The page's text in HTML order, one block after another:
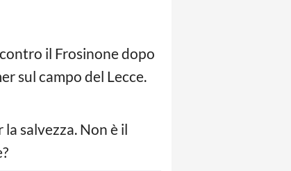
il Frosinone dopo
sul campo del Lecce.
salvezza. Non è il